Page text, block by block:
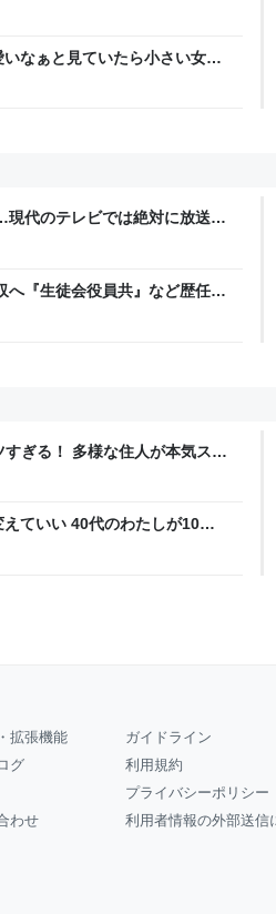
なぁと見ていたら小さい女の
しい！」と言うと「連れて帰
現代のテレビでは絶対に放送で
ントオンライン） - Yahoo!ニ
『生徒会役員共』など歴任、
ニュース
ぎる！ 多様な住人が本気スキ
価値向上”戦略 東京・中央
ていい 40代のわたしが10年
デム
拡張機能
グ
わせ
ガイドライン
利用規約
プライバシーポリシー
利用者情報の外部送信